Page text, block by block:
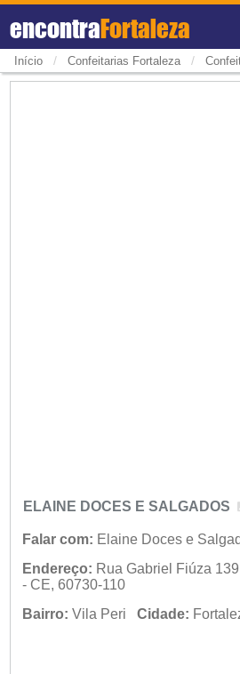
encontraFortaleza
Início / Confeitarias Fortaleza /
ELAINE DOCES E SALGADOS
Falar com: Elaine Doces e
Endereço: Rua Gabriel Fiúza
- CE, 60730-110
Bairro: Vila Peri Cidade: